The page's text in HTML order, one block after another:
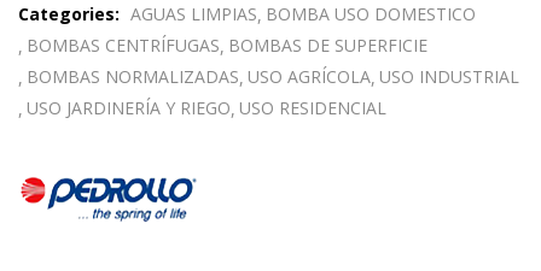
Categories: AGUAS LIMPIAS BOMBA USO DOMESTICO
BOMBAS CENTRÍFUGAS BOMBAS DE SUPERFICIE
BOMBAS NORMALIZADAS USO AGRÍCOLA USO INDUSTRIAL
USO JARDINERÍA Y RIEGO USO RESIDENCIAL